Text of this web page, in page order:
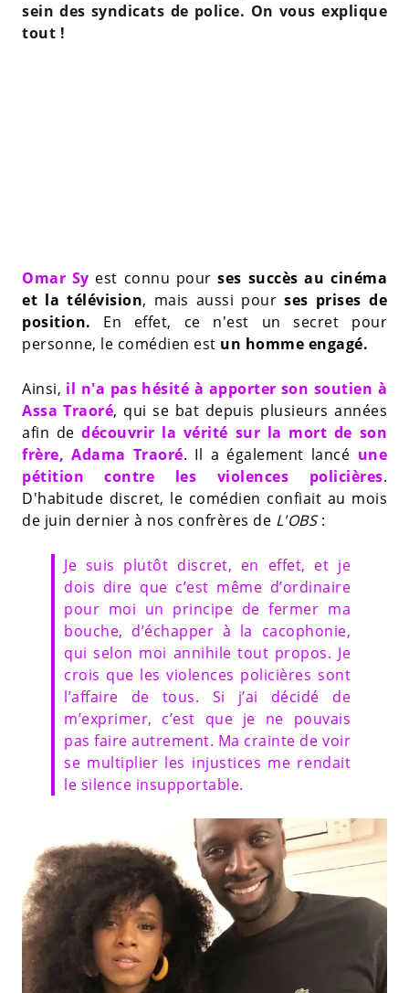
sein des syndicats de police. On vous explique
tout !
Omar Sy est connu pourses succès au cinéma
et la télévision, mais aussi pourses prises de
position. En effet, ce n'est un secret pour
personne, le comédien est un homme engagé.
Ainsi, il n'a pas hésité à apporter son soutien à
Assa Traoré, qui se bat depuis plusieurs années
afin dedécouvrir la vérité sur la mort de son
frère, Adama Traoré. Il a également lancé une
pétition contre les violences policières.
D'habitude discret, le comédien confiait au mois
de juin dernier à nos confrères de L'OBS:
Je suis plutôt discret, en effet, et je
dois dire que c’est même d’ordinaire
pour moi un principe de fermer ma
bouche, d’échapper à la cacophonie,
qui selon moi annihile tout propos. Je
crois que les violences policières sont
l’affaire de tous. Si j’ai décidé de
m’exprimer, c’est que je ne pouvais
pas faire autrement. Ma crainte de voir
se multiplier les injustices me rendait
le silence insupportable.